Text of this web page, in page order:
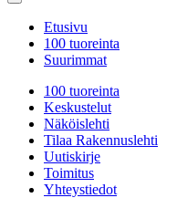
Etusivu
100 tuoreinta
Suurimmat
100 tuoreinta
Keskustelut
Näköislehti
Tilaa Rakennuslehti
Uutiskirje
Toimitus
Yhteystiedot